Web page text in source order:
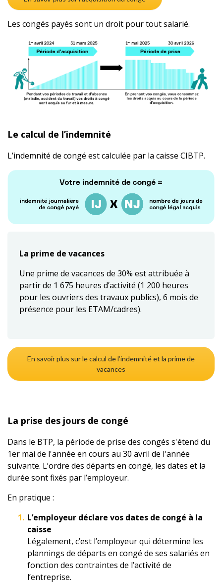
Les congés payés sont un droit pour tout salarié.
Le calcul de l’indemnité
L’indemnité de congé est calculée par la caisse CIBTP.
La prime de vacances
Une prime de vacances de 30% est attribuée à
partir de 1 675 heures d’activité (1 200 heures
pour les ouvriers des travaux publics), 6 mois de
présence pour les ETAM/cadres).
En savoir plus sur le calcul de l’indemnité et la prime de
vacances
La prise des jours de congé
Dans le BTP, la période de prise des congés s'étend du
1er mai de l'année en cours au 30 avril de l'année
suivante. L’ordre des départs en congé, les dates et la
durée sont fixés par l’employeur.
En pratique :
L’employeur déclare vos dates de congé à la
caisse
Légalement, c’est l’employeur qui détermine les
plannings de départs en congé de ses salariés en
fonction des contraintes de l’activité de
l’entreprise.